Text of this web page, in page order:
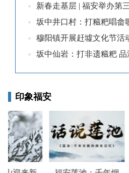
袋戏、写
的传统习
学学生 余
中，
穆阳镇开展赶墟文化节活
坂中仙岩：打非遗糍粑 品
印象福安